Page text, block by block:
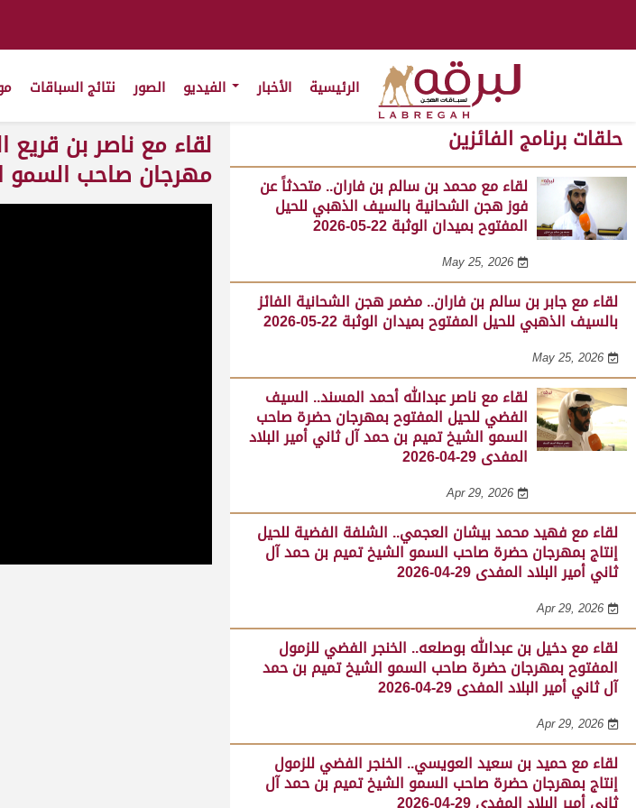
الرئيسية الأخبار الصور نتائج السباقات
حلقات برنامج الفائزين
لقاء مع محمد بن سالم بن فاران.. متحدثاً عن
فوز هجن الشحانية بالسيف الذهبي للحيل
المفتوح بميدان الوثبة 22-05-2026
May 25, 2026
لقاء مع جابر بن سالم بن فاران.. مضمر هجن الشحانية الفائز
بالسيف الذهبي للحيل المفتوح بميدان الوثبة 22-05-2026
May 25, 2026
لقاء مع ناصر عبدالله أحمد المسند.. السيف
الفضي للحيل المفتوح بمهرجان حضرة صاحب
السمو الشيخ تميم بن حمد آل ثاني أمير البلاد
المفدى 29-04-2026
Apr 29, 2026
لقاء مع فهيد محمد بيشان العجمي.. الشلفة الفضية للحيل
إنتاج بمهرجان حضرة صاحب السمو الشيخ تميم بن حمد آل
ثاني أمير البلاد المفدى 29-04-2026
Apr 29, 2026
لقاء مع دخيل بن عبدالله بوصلعه.. الخنجر الفضي للزمول
المفتوح بمهرجان حضرة صاحب السمو الشيخ تميم بن حمد
آل ثاني أمير البلاد المفدى 29-04-2026
Apr 29, 2026
لقاء مع حميد بن سعيد العويسي.. الخنجر الفضي للزمول
إنتاج بمهرجان حضرة صاحب السمو الشيخ تميم بن حمد آل
لقاء مع ناصر بن قريع
مهرجان صاحب السمو الأمير